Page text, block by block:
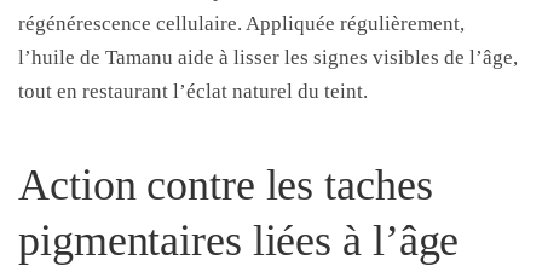
régénérescence cellulaire. Appliquée régulièrement,
l’huile de Tamanu aide à lisser les signes visibles de l’âge,
tout en restaurant l’éclat naturel du teint.
Action contre les taches
pigmentaires liées à l’âge